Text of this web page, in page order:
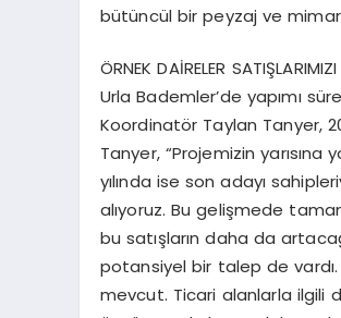
bütüncül bir peyzaj ve
ÖRNEK DAİRELER
Urla Bademler’de yapımı
Koordinatör Taylan Tanyer,
Tanyer, “Projemizin yarısına
yılında ise son adayı
alıyoruz. Bu gelişmede
bu satışların daha da
potansiyel bir talep de
mevcut. Ticari alanlarla ilgili